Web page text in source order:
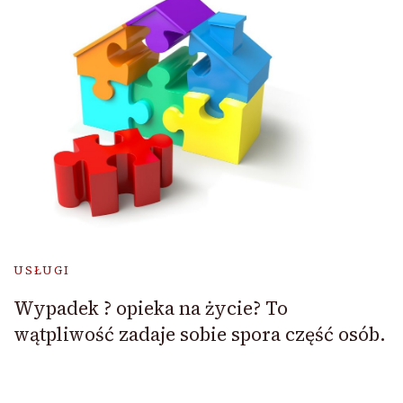
USŁUGI
Wypadek ? opieka na życie? To
wątpliwość zadaje sobie spora część osób.